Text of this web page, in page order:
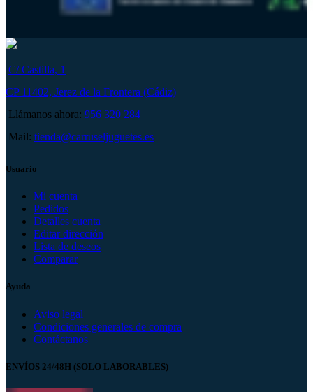
C/ Castilla, 1
CP 11402, Jerez de la Frontera (Cádiz)
Llámanos ahora: 956 320 284
Mail: tienda@carruseljuguetes.es
Usuario
Mi cuenta
Pedidos
Detalles cuenta
Editar dirección
Lista de deseos
Comparar
Ayuda
Aviso legal
Condiciones generales de compra
Contáctanos
ENVÍOS 24/48H (SOLO LABORABLES)